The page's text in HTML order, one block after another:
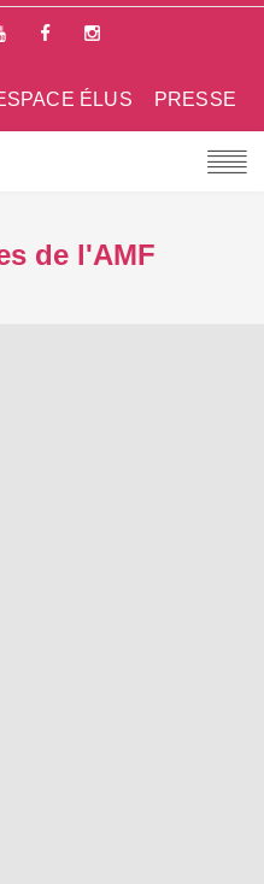
PRESSE
ÉLUS
de l'AMF